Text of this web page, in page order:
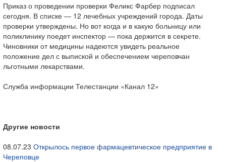
Приказ о проведении проверки Феликс Фарбер подписал
сегодня. В списке — 12 лечебных учреждений города. Даты
проверки утверждены. Но вот когда и в какую больницу или
поликлинику поедет инспектор — пока держится в секрете.
Чиновники от медицины надеются увидеть реальное
положение дел с выпиской и обеспечением череповчан
льготными лекарствами.
Служба информации Телестанции «Канал 12»
Другие новости
08.07.23 Открылось первое фармацевтическое предприятие в
Череповце